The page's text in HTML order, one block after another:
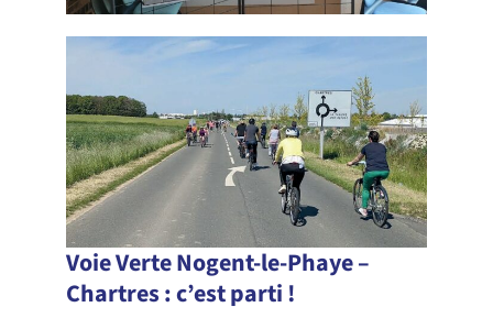
Voie Verte Nogent-le-Phaye –
Chartres : c’est parti !